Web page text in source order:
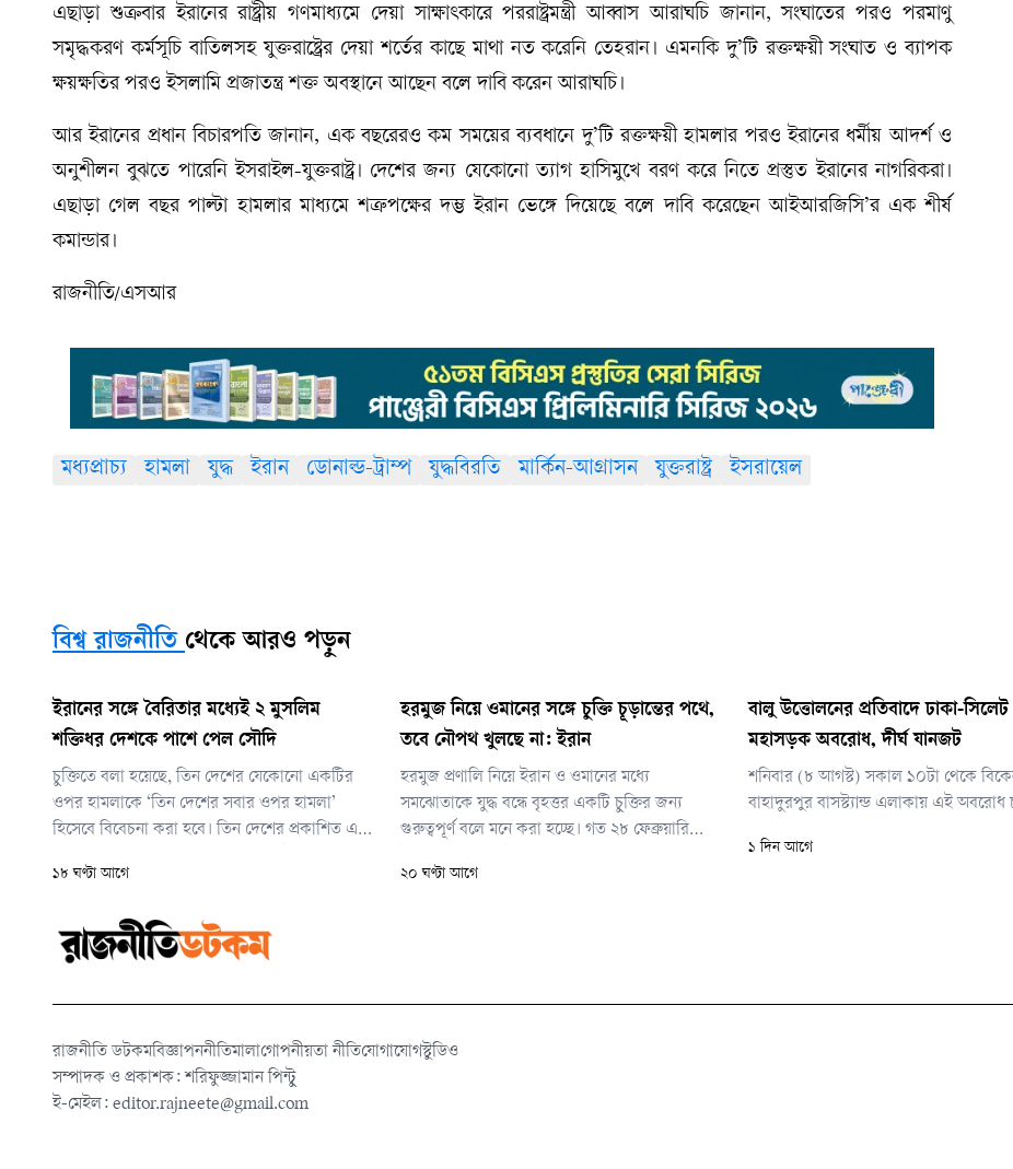
এছাড়া শুক্রবার ইরানের রাষ্ট্রীয় গণমাধ্যমে দেয়া সাক্ষাৎকারে পররাষ্ট্রমন্ত্রী আব্বাস আরাঘচি জানান, সংঘাতের পরও পরমাণু
সমৃদ্ধকরণ কর্মসূচি বাতিলসহ যুক্তরাষ্ট্রের দেয়া শর্তের কাছে মাথা নত করেনি তেহরান। এমনকি দু’টি রক্তক্ষয়ী সংঘাত ও ব্যাপক
ক্ষয়ক্ষতির পরও ইসলামি প্রজাতন্ত্র শক্ত অবস্থানে আছেন বলে দাবি করেন আরাঘচি।
আর ইরানের প্রধান বিচারপতি জানান, এক বছরেরও কম সময়ের ব্যবধানে দু’টি রক্তক্ষয়ী হামলার পরও ইরানের ধর্মীয় আদর্শ ও
অনুশীলন বুঝতে পারেনি ইসরাইল-যুক্তরাষ্ট্র। দেশের জন্য যেকোনো ত্যাগ হাসিমুখে বরণ করে নিতে প্রস্তুত ইরানের নাগরিকরা।
এছাড়া গেল বছর পাল্টা হামলার মাধ্যমে শত্রুপক্ষের দম্ভ ইরান ভেঙ্গে দিয়েছে বলে দাবি করেছেন আইআরজিসি’র এক শীর্ষ
কমান্ডার।
রাজনীতি/এসআর
মধ্যপ্রাচ্য হামলা যুদ্ধ ইরান ডোনাল্ড-ট্রাম্প যুদ্ধবিরতি মার্কিন-আগ্রাসন যুক্তরাষ্ট্র ইসরায়েল
বিশ্ব রাজনীতি থেকে আরও পড়ুন
ইরানের সঙ্গে বৈরিতার মধ্যেই ২ মুসলিম
শক্তিধর দেশকে পাশে পেল সৌদি
চুক্তিতে বলা হয়েছে, তিন দেশের যেকোনো একটির
ওপর হামলাকে ‘তিন দেশের সবার ওপর হামলা’
হিসেবে বিবেচনা করা হবে। তিন দেশের প্রকাশিত এক
‘যেকোনো ধরনের আগ্রাসনের বিরুদ্ধে যৌথ প্রতিরোধ
প্রতিরক্ষা সহযোগিতার সব দিক আরও
১৮ ঘণ্টা আগে
হরমুজ নিয়ে ওমানের সঙ্গে চুক্তি চূড়ান্তের পথে,
তবে নৌপথ খুলছে না: ইরান
হরমুজ প্রণালি নিয়ে ইরান ও ওমানের মধ্যে
সমঝোতাকে যুদ্ধ বন্ধে বৃহত্তর একটি চুক্তির জন্য
গুরুত্বপূর্ণ বলে মনে করা হচ্ছে। গত ২৮ ফেব্রুয়ারি
শুরু হয়। এর পর বিশ্বের গুরুত্বপূর্ণ জ্বালানি রপ্তানি পথ
২০ ঘণ্টা আগে
বালু উত্তোলনের প্রতিবাদে ঢাকা-সিলেট
মহাসড়ক অবরোধ, দীর্ঘ যানজট
শনিবার (৮ আগস্ট) সকাল ১০টা থেকে
বাহাদুরপুর বাসস্ট্যান্ড এলাকায় এই অবরোধ
১ দিন আগে
রাজনীতি ডটকমবিজ্ঞাপননীতিমালাগোপনীয়তা নীতিযোগাযোগস্টুডিও
সম্পাদক ও প্রকাশক: শরিফুজ্জামান পিন্টু
ই-মেইল: editor.rajneete@gmail.com